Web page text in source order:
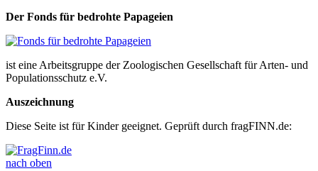
Der Fonds für bedrohte Papageien
ist eine Arbeitsgruppe der Zoologischen Gesellschaft für Arten- und
Populationsschutz e.V.
Auszeichnung
Diese Seite ist für Kinder geeignet. Geprüft durch fragFINN.de:
nach oben